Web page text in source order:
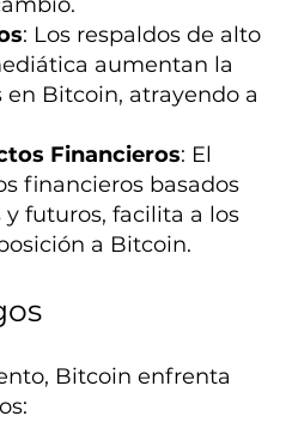
: Los respaldos de alto
aumentan la
Bitcoin, atrayendo a
Financieros: El
financieros basados
y futuros, facilita a los
a Bitcoin.
Bitcoin enfrenta